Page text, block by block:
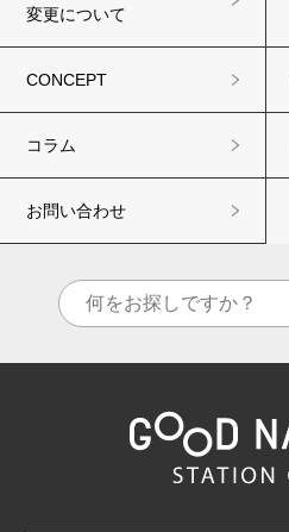
変更について
CONCEPT
コラム
お問い合わせ